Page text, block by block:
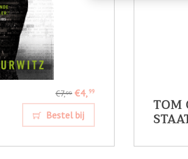
€7,99 €4,99
Bestel bij TOM